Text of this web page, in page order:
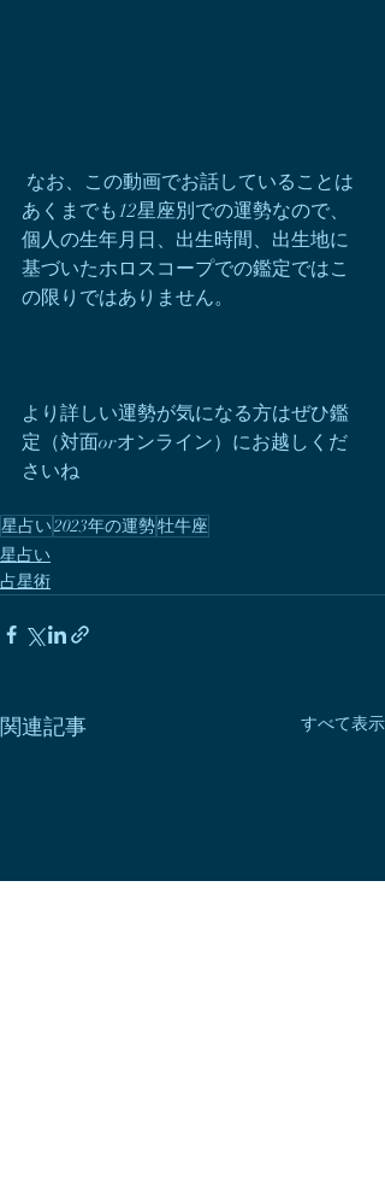
あくまでも12星座別での運勢なので、
個人の生年月日、出生時間、出生地に
基づいたホロスコープでの鑑定ではこ
の限りではありません。
より詳しい運勢が気になる方はぜひ鑑
定（対面orオンライン）にお越しくだ
さいね
星占い2023年の運勢牡牛座
星占い
占星術
関連記事 すべて表示